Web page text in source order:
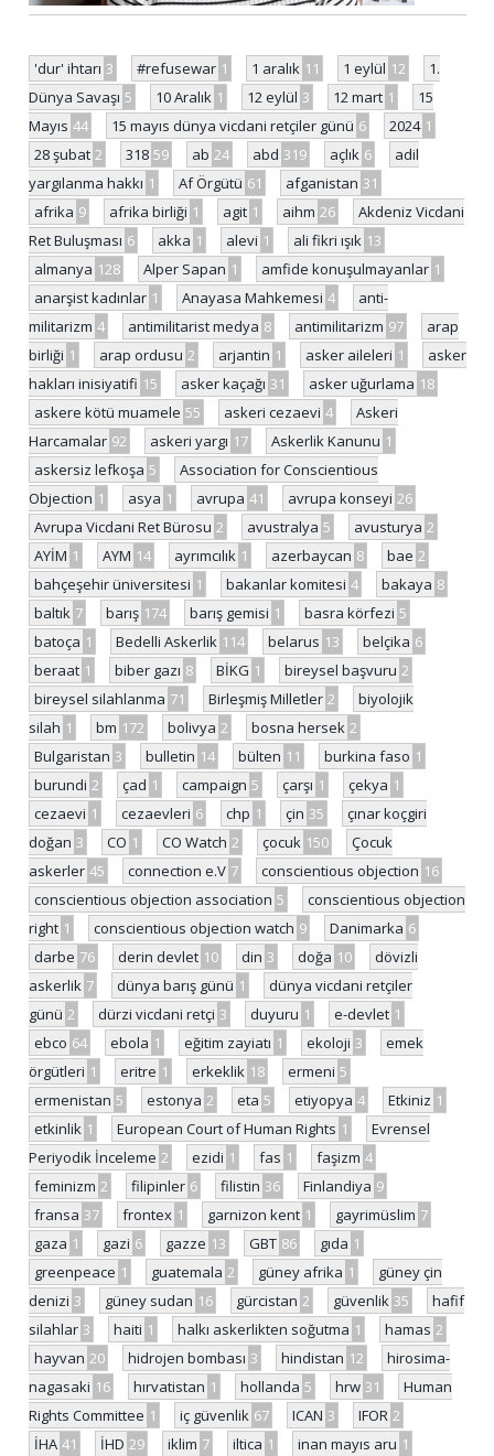
'dur' ihtarı 3 #refusewar 1 1 aralık 11 1 eylül 12
1.
Dünya Savaşı 5 10 Aralık 1 12 eylül 3 12 mart 1
15
Mayıs 44 15 mayıs dünya vicdani retçiler günü 6 2024 1
28 şubat 2 318 59 ab 24 abd 319 açlık 6
adil
yargılanma hakkı 1 Af Örgütü 61 afganistan 31
afrika 9 afrika birliği 1 agit 1 aihm 26
Akdeniz Vicdani
Ret Buluşması 6 akka 1 alevi 1 ali fikri ışık 13
almanya 128 Alper Sapan 1 amfide konuşulmayanlar 1
anarşist kadınlar 1 Anayasa Mahkemesi 4
anti-
militarizm 4 antimilitarist medya 8 antimilitarizm 97
arap
birliği 1 arap ordusu 2 arjantin 1 asker aileleri 1
asker
hakları inisiyatifi 15 asker kaçağı 31 asker uğurlama 18
askere kötü muamele 55 askeri cezaevi 4
Askeri
Harcamalar 92 askeri yargı 17 Askerlik Kanunu 1
askersiz lefkoşa 5
Association for Conscientious
Objection 1 asya 1 avrupa 41 avrupa konseyi 26
Avrupa Vicdani Ret Bürosu 2 avustralya 5 avusturya 2
AYİM 1 AYM 14 ayrımcılık 1 azerbaycan 8 bae 2
bahçeşehir üniversitesi 1 bakanlar komitesi 4 bakaya 8
baltık 7 barış 174 barış gemisi 1 basra körfezi 5
batoça 1 Bedelli Askerlik 114 belarus 13 belçika 6
beraat 1 biber gazı 8 BİKG 1 bireysel başvuru 2
bireysel silahlanma 71 Birleşmiş Milletler 2
biyolojik
silah 1 bm 172 bolivya 2 bosna hersek 2
Bulgaristan 3 bulletin 14 bülten 11 burkina faso 1
burundi 2 çad 1 campaign 5 çarşı 1 çekya 1
cezaevi 1 cezaevleri 6 chp 1 çin 35
çınar koçgiri
doğan 3 CO 1 CO Watch 2 çocuk 150
Çocuk
askerler 45 connection e.V 7 conscientious objection 16
conscientious objection association 5
conscientious objection
right 1 conscientious objection watch 9 Danimarka 6
darbe 76 derin devlet 10 din 3 doğa 10
dövizli
askerlik 7 dünya barış günü 1
dünya vicdani retçiler
günü 2 dürzi vicdani retçi 3 duyuru 1 e-devlet 1
ebco 64 ebola 1 eğitim zayiatı 1 ekoloji 3
emek
örgütleri 1 eritre 1 erkeklik 18 ermeni 5
ermenistan 5 estonya 2 eta 5 etiyopya 4 Etkiniz 1
etkinlik 1 European Court of Human Rights 1
Evrensel
Periyodik İnceleme 2 ezidi 1 fas 1 faşizm 4
feminizm 2 filipinler 6 filistin 36 Finlandiya 9
fransa 37 frontex 1 garnizon kent 1 gayrimüslim 7
gaza 1 gazi 6 gazze 13 GBT 86 gıda 1
greenpeace 1 guatemala 2 güney afrika 1
güney çin
denizi 3 güney sudan 16 gürcistan 2 güvenlik 35
hafif
silahlar 3 haiti 1 halkı askerlikten soğutma 1 hamas 2
hayvan 20 hidrojen bombası 3 hindistan 12
hirosima-
nagasaki 16 hırvatistan 1 hollanda 5 hrw 31
Human
Rights Committee 1 iç güvenlik 67 ICAN 3 IFOR 2
İHA 41 İHD 29 iklim 7 iltica 1 inan mayıs aru 1